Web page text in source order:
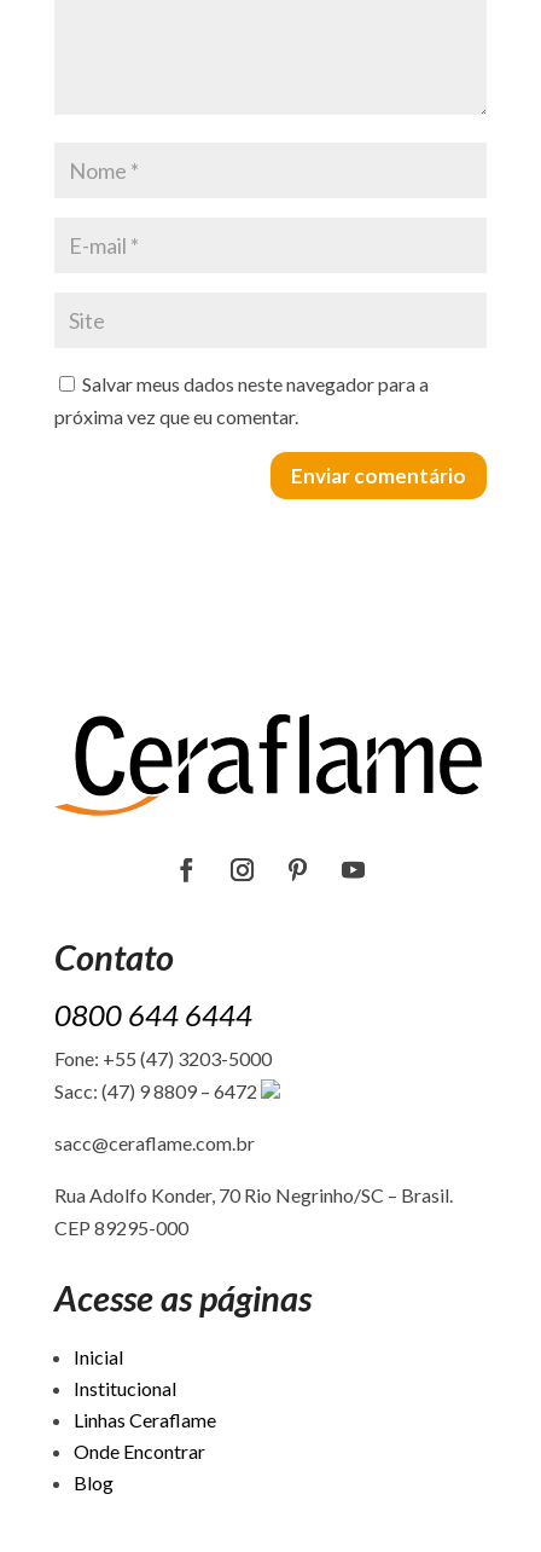
Salvar meus dados neste navegador para a
próxima vez que eu comentar.
Enviar comentário
Contato
0800 644 6444
Fone: +55 (47) 3203-5000
Sacc: (47) 9 8809 – 6472
sacc@ceraflame.com.br
Rua Adolfo Konder, 70 Rio Negrinho/SC – Brasil.
CEP 89295-000
Acesse as páginas
Inicial
Institucional
Linhas Ceraflame
Onde Encontrar
Blog